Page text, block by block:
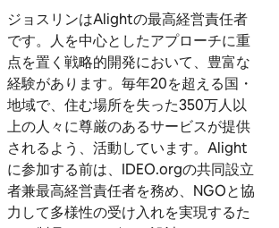
ジョスリンはAlightの最高経営責任者
です。人を中心としたアプローチに重
点を置く戦略的開発において、豊富な
経験があります。毎年20を超える国・
地域で、住む場所を失った350万人以
上の人々に尊厳のあるサービスが提供
されるよう、活動しています。Alight
に参加する前は、IDEO.orgの共同設立
者兼最高経営責任者を務め、NGOと協
力して多様性の受け入れを実現するた